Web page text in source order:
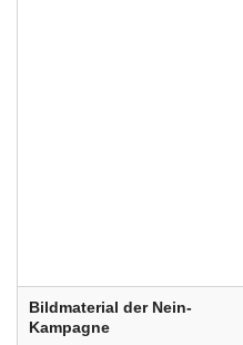
Bildmaterial der Nein-
Kampagne